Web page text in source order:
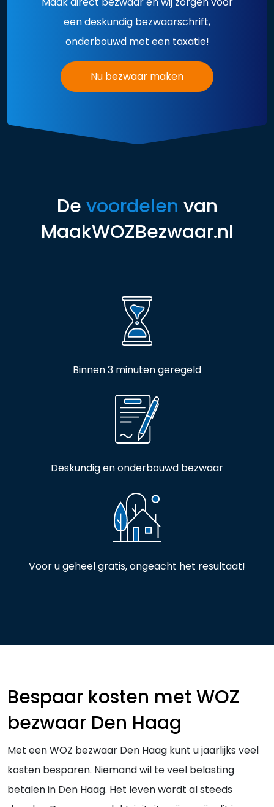
een deskundig bezwaarschrift,
onderbouwd met een taxatie!
Nu bezwaar maken
De voordelen van
MaakWOZBezwaar.nl
Binnen 3 minuten geregeld
Deskundig en onderbouwd bezwaar
Voor u geheel gratis, ongeacht het resultaat!
Bespaar kosten met WOZ
bezwaar Den Haag
Met een WOZ bezwaar Den Haag kunt u jaarlijks veel
kosten besparen. Niemand wil te veel belasting
betalen in Den Haag. Het leven wordt al steeds